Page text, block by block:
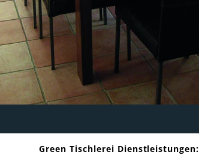
Green Tischlerei Dienstleistungen: